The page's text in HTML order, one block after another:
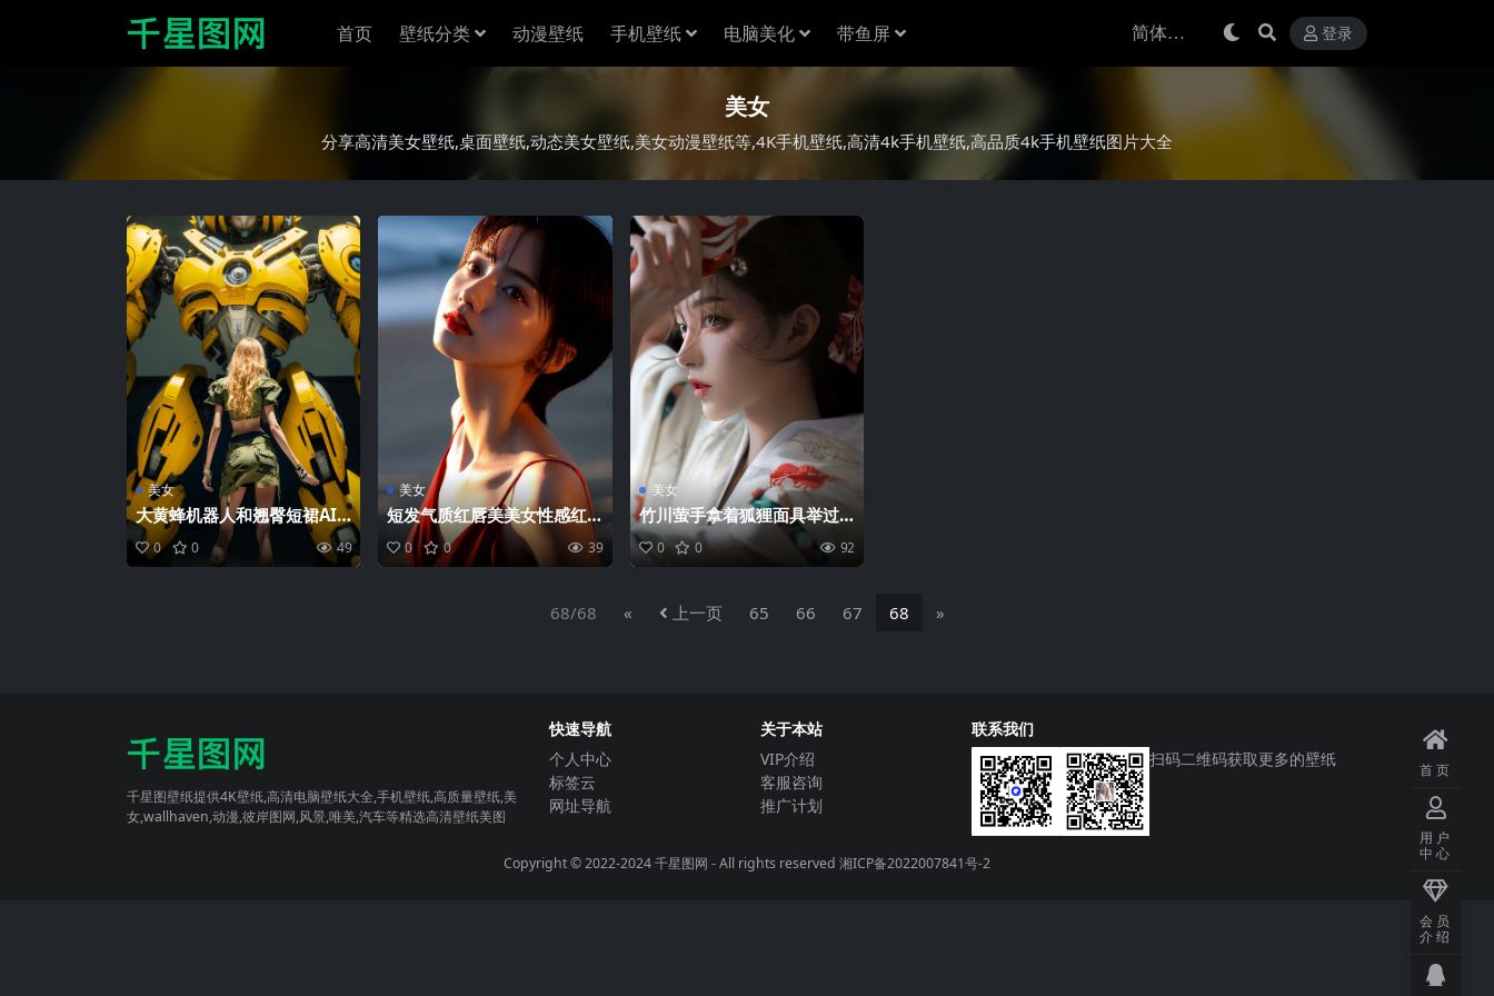
首页 壁纸分类 动漫壁纸 手机壁纸 电脑美化 带鱼屏 登录
美女
分享高清美女壁纸,桌面壁纸,动态美女壁纸,美女动漫壁纸等,4K手机壁纸,高清4k手机壁纸,高品质4k手机壁纸图片大全
美女
大黄蜂机器人和翘臀短裙AI
美女背影高清手机壁纸图片
0 0 49
美女
短发气质红唇美美女性感红
色吊带裙侧颜写真手机壁纸
图片
0 0 39
美女
竹川萤手拿着狐狸面具举过
头顶和服装美女cosplay侧脸
手机壁纸
0 0 92
68/68 « 上一页 65 66 67 68 »
千星图壁纸提供4K壁纸,高清电脑壁纸大全,手机壁纸,高质量壁纸,美
女,wallhaven,动漫,彼岸图网,风景,唯美,汽车等精选高清壁纸美图
快速导航
个人中心
标签云
网址导航
关于本站
VIP介绍
客服咨询
推广计划
联系我们
扫码二维码获取更多的壁纸
Copyright © 2022-2024千星图网 - All rights reserved 湘ICP备2022007841号-2
首页
用户
中心
会员
介绍